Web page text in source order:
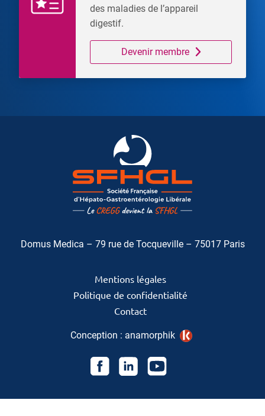
des maladies de l’appareil
digestif.
Devenir membre
Domus Medica – 79 rue de Tocqueville – 75017 Paris
Mentions légales
Politique de confidentialité
Contact
Conception : anamorphik